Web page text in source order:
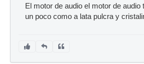
El motor de audio el motor de audio
un poco como a lata pulcra y